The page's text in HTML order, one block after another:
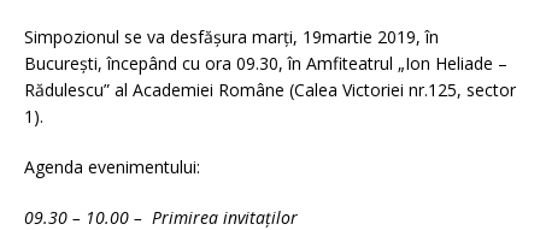
Simpozionul se va desfăşura marţi, 19martie 2019, în
Bucureşti, începând cu ora 09.30, în Amfiteatrul „Ion Heliade –
Rădulescu” al Academiei Române (Calea Victoriei nr.125, sector
1).
Agenda evenimentului:
09.30 – 10.00 – Primirea invitaților